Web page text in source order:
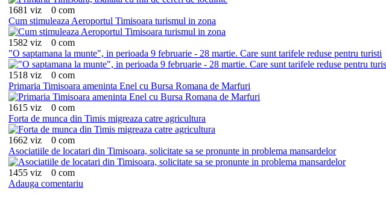
1681 viz
0 com
Cum stimuleaza Aeroportul Timisoara turismul in zona
1582 viz
0 com
"O saptamana la munte", in perioada 9 februarie - 28 martie. Care sunt tarifele reduse pentru turisti
1518 viz
0 com
Primaria Timisoara ameninta Enel cu Bursa Romana de Marfuri
1615 viz
0 com
Forta de munca din Timis migreaza catre agricultura
1662 viz
0 com
Asociatiile de locatari din Timisoara, solicitate sa se pronunte in problema mansardelor
1455 viz
0 com
Adauga comentariu